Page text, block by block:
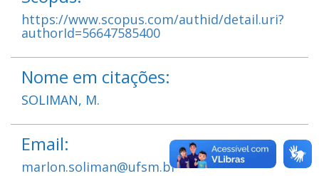
https://www.scopus.com/authid/detail.uri?
authorId=56647585400
Nome em citações:
SOLIMAN, M.
Email:
marlon.soliman@ufsm.br